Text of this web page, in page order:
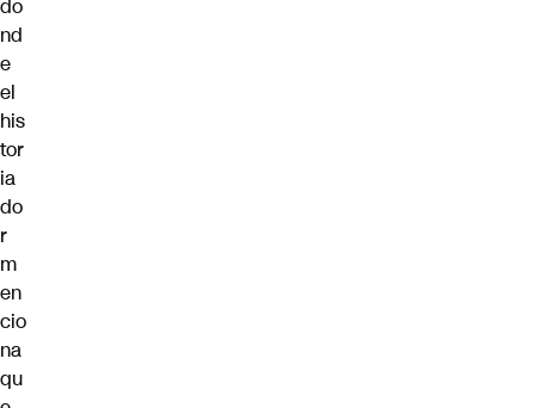
do
nd
e
el
his
tor
ia
do
r
m
en
cio
na
qu